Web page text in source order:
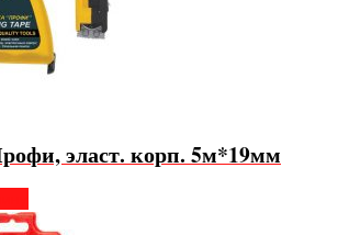
эласт. корп. 5м*19мм